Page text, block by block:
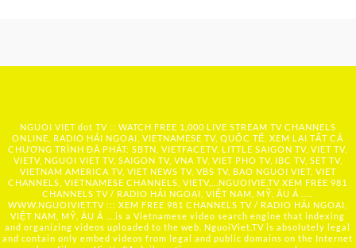
NGUOI VIET dot TV :: WATCH FREE 1,000 LIVE STREAM TV CHANNELS
ONLINE, RADIO HẢI NGOẠI, VIETNAMESE TV, QUỐC TẾ, XEM LẠI TẤT CẢ
CHƯƠNG TRÌNH ĐÃ PHÁT: SBTN, VIETFACETV, LITTLE SAIGON TV, VIET TV,
VIETV, NGUOI VIET TV, SAIGON TV, VNA TV, VIET PHO TV, IBC TV, SET TV,
VIETNAM AMERICA TV, VIET NEWS TV, VBS TV, BAO NGUOI VIET, VIET
CHANNELS, VIETNAMESE CHANNELS, VIETV,... NGUOIVIE.TV XEM FREE 981
CHANNELS TV / RADIO HẢI NGOẠI, VIỆT NAM, MỸ, ÂU Á …..
WWW.NGUOIVIET.TV ::: XEM FREE 981 CHANNELS TV / RADIO HẢI NGOẠI,
VIỆT NAM, MỸ, ÂU Á ….is a Vietnamese video search engine that indexing
and organizing videos uploaded to the web. NguoiViet.TV is absolutely legal
and contain only embed videos from legal and public domains on the Internet